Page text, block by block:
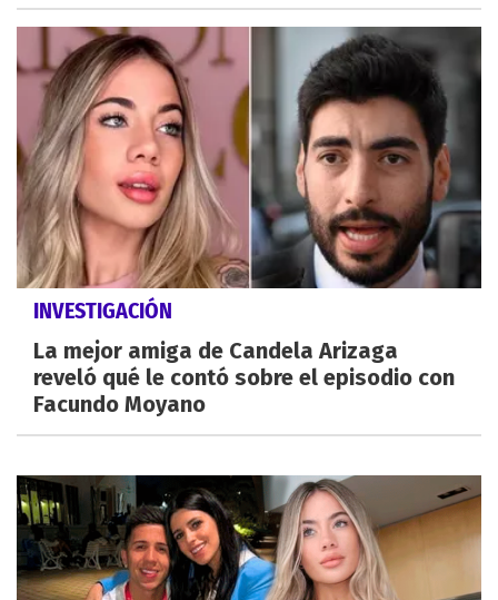
INVESTIGACIÓN
La mejor amiga de Candela Arizaga
reveló qué le contó sobre el episodio con
Facundo Moyano